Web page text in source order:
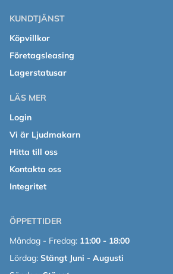
KUNDTJÄNST
Köpvillkor
Företagsleasing
Lagerstatusar
LÄS MER
Login
Vi är Ljudmakarn
Hitta till oss
Kontakta oss
Integritet
ÖPPETTIDER
Måndag - Fredag: 11:00 - 18:00
Lördag: Stängt Juni - Augusti